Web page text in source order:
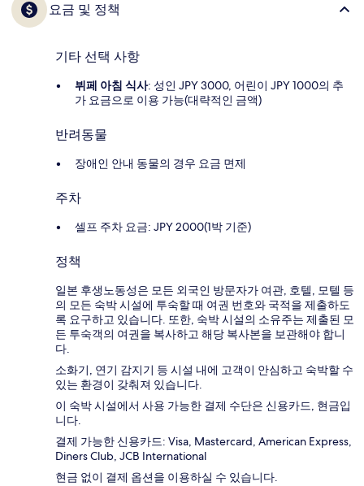
요금 및 정책
기타 선택 사항
뷔페 아침 식사: 성인 JPY 3000, 어린이 JPY 1000의 추
가 요금으로 이용 가능(대략적인 금액)
반려동물
장애인 안내 동물의 경우 요금 면제
주차
셀프 주차 요금: JPY 2000(1박 기준)
정책
일본 후생노동성은 모든 외국인 방문자가 여관, 호텔, 모텔 등
의 모든 숙박 시설에 투숙할 때 여권 번호와 국적을 제출하도
록 요구하고 있습니다. 또한, 숙박 시설의 소유주는 제출된 모
든 투숙객의 여권을 복사하고 해당 복사본을 보관해야 합니
다.
소화기, 연기 감지기 등 시설 내에 고객이 안심하고 숙박할 수
있는 환경이 갖춰져 있습니다.
이 숙박 시설에서 사용 가능한 결제 수단은 신용카드, 현금입
니다.
결제 가능한 신용카드: Visa, Mastercard, American Express,
Diners Club, JCB International
현금 없이 결제 옵션을 이용하실 수 있습니다.